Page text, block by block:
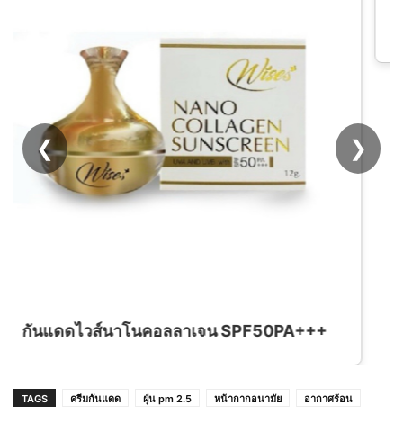
❮ ❯
TAGS ครีมกันแดด ฝุ่น pm 2.5 หน้ากากอนามัย อากาศร้อน